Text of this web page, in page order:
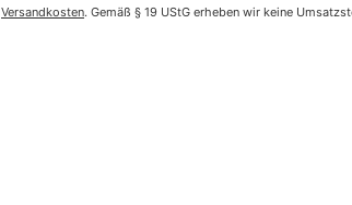
Versandkosten. Gemäß § 19 UStG erheben wir keine